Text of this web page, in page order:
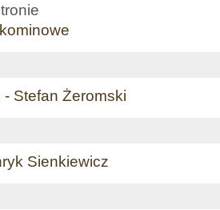
Stefan Żeromski
Sienkiewicz